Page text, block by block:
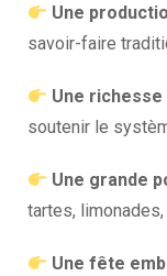
Une
savoir-faire
Une
soutenir le
Une grande
tartes,
Une fête